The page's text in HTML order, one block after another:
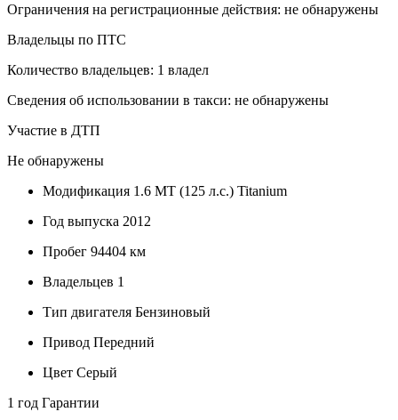
Ограничения на регистрационные действия: не обнаружены
Владельцы по ПТС
Количество владельцев: 1 владел
Сведения об использовании в такси: не обнаружены
Участие в ДТП
Не обнаружены
Модификация 1.6 MT (125 л.с.) Titanium
Год выпуска 2012
Пробег 94404 км
Владельцев 1
Тип двигателя Бензиновый
Привод Передний
Цвет Серый
1 год Гарантии